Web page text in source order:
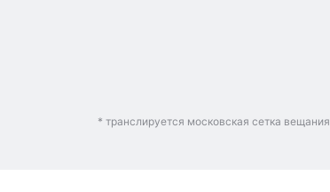
* транслируется московская сетка вещания